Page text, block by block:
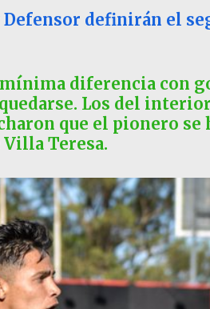
definirán el
diferencia con
Los del
que el pionero se
Teresa.